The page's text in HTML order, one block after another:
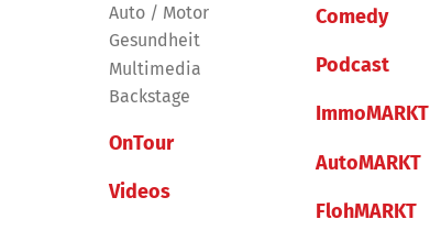
Auto / Motor
Gesundheit
Multimedia
Backstage
OnTour
Videos
Comedy
Podcast
ImmoMARKT
AutoMARKT
FlohMARKT